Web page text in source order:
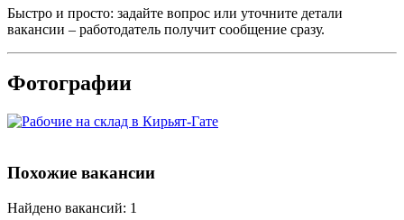
Быстро и просто: задайте вопрос или уточните детали
вакансии – работодатель получит сообщение сразу.
Фотографии
Похожие вакансии
Найдено вакансий: 1